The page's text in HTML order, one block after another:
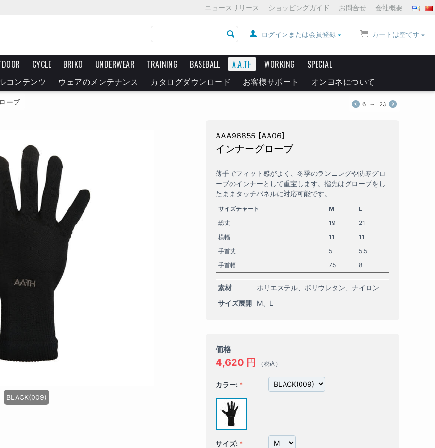
ニュースリリース ショッピングガイド お問合せ 会社概要
カートは空です
ログインまたは会員登録
CYCLE BRIKO UNDERWEAR TRAINING BASEBALL A.A.TH WORKING
SPECIAL
コンテンツ ウェアのメンテナンス カタログダウンロード お客様サポート オンヨネについて
ーブ 6 ～ 23
BLACK(009)
AAA96855 [AA06]
インナーグローブ
薄手でフィット感がよく、冬季のランニングや防寒グロ
ーブのインナーとして重宝します。指先はグローブをし
たままタッチパネルに対応可能です。
サイズチャート M
L
総丈
19
21
横幅
11
11
手首丈
5
5.5
手首幅
7.5 8
素材
ポリエステル、ポリウレタン、ナイロン
サイズ展開
M L
価格
4,620 円 （税込）
カラー:
サイズ: